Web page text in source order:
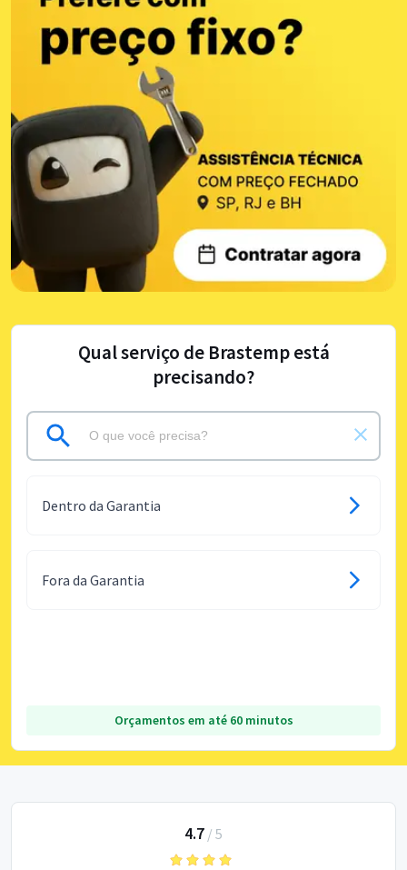
Qual serviço de Brastemp está
precisando?
Dentro da Garantia
Fora da Garantia
Orçamentos em até 60 minutos
4.7 / 5